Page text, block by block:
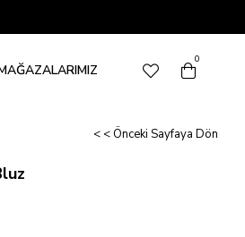
0
< < Önceki Sayfaya Dön